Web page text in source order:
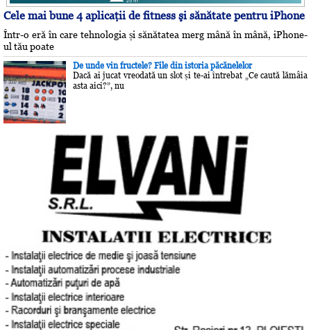
Cele mai bune 4 aplicaţii de fitness şi sănătate pentru iPhone
Într-o eră în care tehnologia și sănătatea merg mână în mână, iPhone-
ul tău poate
De unde vin fructele? File din istoria păcănelelor
Dacă ai jucat vreodată un slot și te-ai întrebat „Ce caută lămâia
asta aici?”, nu